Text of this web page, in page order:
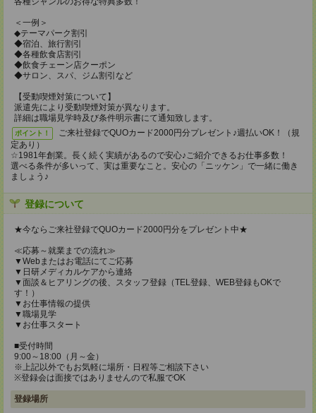
＜一例＞
◆テーマパーク割引
◆宿泊、旅行割引
◆各種飲食店割引
◆飲食チェーン店クーポン
◆サロン、スパ、ジム割引など
【受動喫煙対策について】
派遣先により受動喫煙対策が異なります。
詳細は職場見学時及び条件明示書にて通知致します。
ポイント！
ご来社登録でQUOカード2000円分プレゼント♪週払いOK！（規
定あり）
☆1981年創業。長く続く実績があるので安心♪ご紹介できるお仕事多数！
選べる条件が多いって、実は重要なこと。安心の「ニッケン」で一緒に働き
ましょう♪
登録について
★今ならご来社登録でQUOカード2000円分をプレゼント中★
≪応募～就業までの流れ≫
▼Webまたはお電話にてご応募
▼日研メディカルケアから連絡
▼面談＆ヒアリングの後、スタッフ登録（TEL登録、WEB登録もOKで
す！）
▼お仕事情報の提供
▼職場見学
▼お仕事スタート
■受付時間
9:00～18:00（月～金）
※上記以外でもお気軽に場所・日程等ご相談下さい
※登録会は面接ではありませんので私服でOK
登録場所